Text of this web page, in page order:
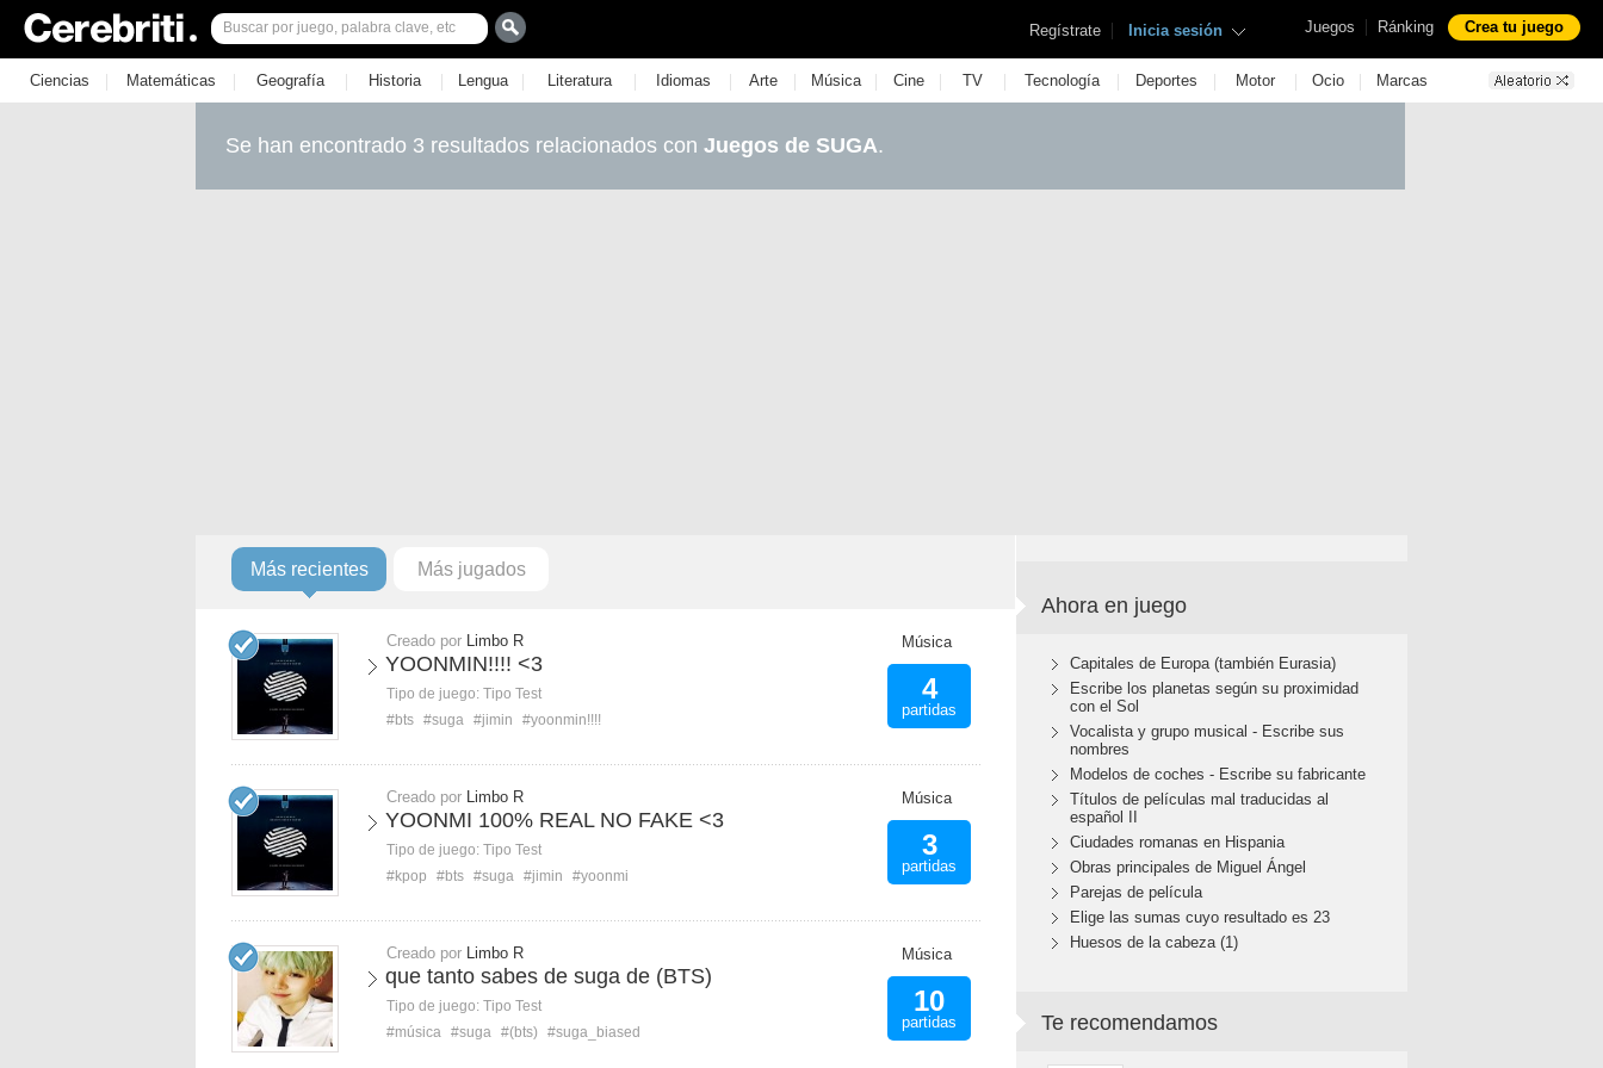
Juegos | Ránking Crea tu juego
Regístrate | Inicia sesión
Ciencias | Matemáticas | Geografía | Historia | Lengua | Literatura | Idiomas | Arte | Música | Cine | TV | Tecnología | Deportes | Motor | Ocio | Marcas
Se han encontrado 3 resultados relacionados con Juegos de SUGA.
Más recientes Más jugados
Creado por Limbo R
YOONMIN!!!! <3
Tipo de juego: Tipo Test
#bts #suga #jimin #yoonmin!!!!
Música
4
partidas
Creado por Limbo R
YOONMI 100% REAL NO FAKE <3
Tipo de juego: Tipo Test
#kpop
#bts #suga #jimin #yoonmi
Música
3
partidas
Creado por Limbo R
que tanto sabes de suga de (BTS)
Tipo de juego: Tipo Test
#música #suga #(bts) #suga_biased
Música
10
partidas
Ahora en juego
Capitales de Europa (también Eurasia)
Escribe los planetas según su proximidad
con el Sol
Vocalista y grupo musical - Escribe sus
nombres
Modelos de coches - Escribe su fabricante
Títulos de películas mal traducidas al
español II
Ciudades romanas en Hispania
Obras principales de Miguel Ángel
Parejas de película
Elige las sumas cuyo resultado es 23
Huesos de la cabeza (1)
Te recomendamos